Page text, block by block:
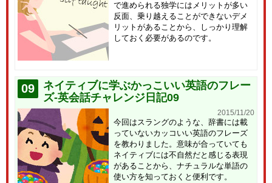
で進められる独学にはメリットが多い
反面、乗り越えることができないデメ
リットがあることから、しっかり理解
しておく必要があるのです。
09
ネイティブに学ぶかっこいい英語のフレー
ズ-英会話チャレンジ日記09
2015/11/20
今回はスラングのような、辞書には載
っていないカッコいい英語のフレーズ
を教わりました。意味が合っていても
ネイティブには不自然だと感じる表現
があることから、ナチュラルな単語の
使い方を知っておくと便利です。